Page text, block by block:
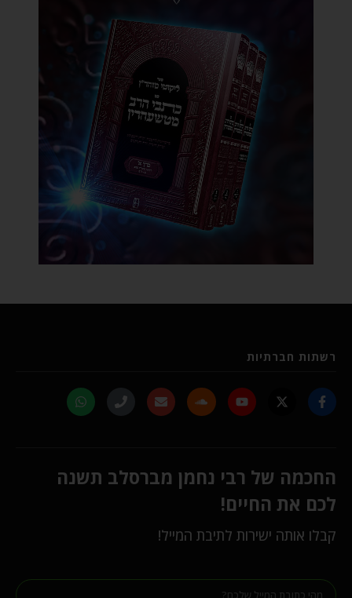
רשתות חברתיות
החכמה של רבי נחמן מברסלב תשנה
לכם את החיים!
קבלו אותה ישירות לתיבת המייל!